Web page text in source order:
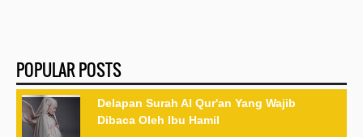
POPULAR POSTS
Delapan Surah Al Qur'an Yang Wajib
Dibaca Oleh Ibu Hamil